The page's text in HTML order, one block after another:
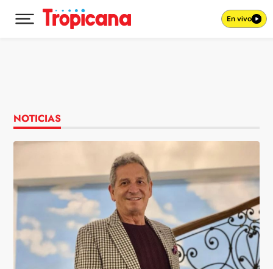
Desplegar menú principal En vivo
NOTICIAS